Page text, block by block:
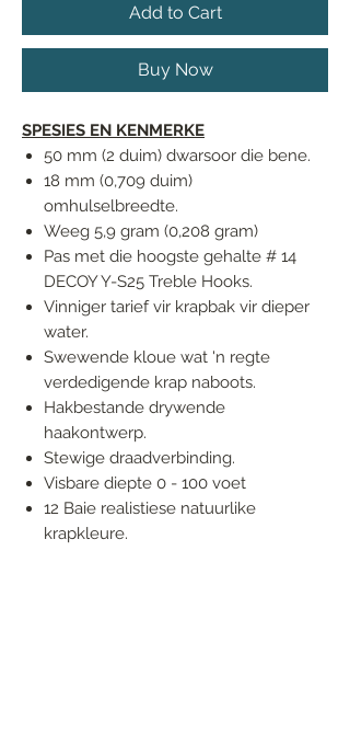
Add to Cart
Buy Now
SPESIES EN KENMERKE
50 mm (2 duim) dwarsoor die bene.
18 mm (0,709 duim)
omhulselbreedte.
Weeg 5,9 gram (0,208 gram)
Pas met die hoogste gehalte # 14
DECOY Y-S25 Treble Hooks.
Vinniger tarief vir krapbak vir dieper
water.
Swewende kloue wat 'n regte
verdedigende krap naboots.
Hakbestande drywende
haakontwerp.
Stewige draadverbinding.
Visbare diepte 0 - 100 voet
12 Baie realistiese natuurlike
krapkleure.